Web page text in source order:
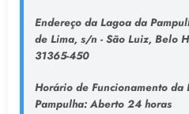
Endereço da Lagoa da
de Lima, s/n - São Luiz, Belo
31365-450
Horário de Funcionamento da
Pampulha:Aberto 24 horas